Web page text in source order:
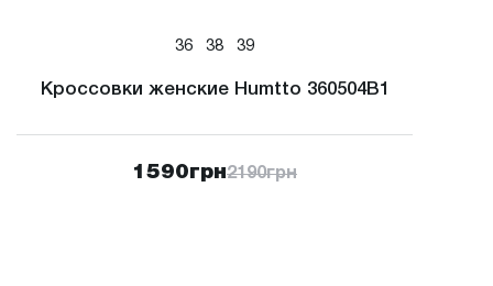
36 38 39
Кроссовки женские Humtto 360504B1
1590грн2190грн